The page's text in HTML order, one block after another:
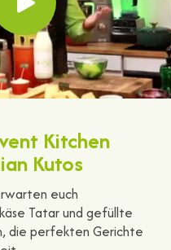
Kitchen
Kutos
euch
Tatar und gefüllte
die perfekten Gerichte